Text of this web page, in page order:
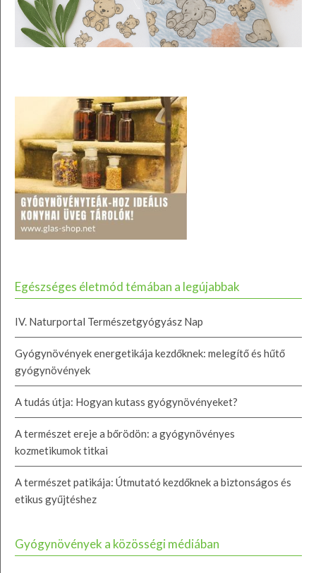
Egészséges életmód témában a legújabbak
IV. Naturportal Természetgyógyász Nap
Gyógynövények energetikája kezdőknek: melegítő és hűtő
gyógynövények
A tudás útja: Hogyan kutass gyógynövényeket?
A természet ereje a bőrödön: a gyógynövényes
kozmetikumok titkai
A természet patikája: Útmutató kezdőknek a biztonságos és
etikus gyűjtéshez
Gyógynövények a közösségi médiában